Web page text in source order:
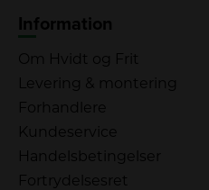
Information
Om Hvidt og Frit
Levering & montering
Forhandlere
Kundeservice
Handelsbetingelser
Fortrydelsesret